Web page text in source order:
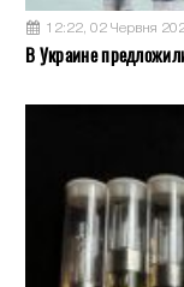
12:22, 02 Червня
В Украине